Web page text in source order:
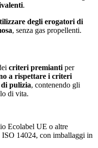
.
degli erogatori di
, senza gas propellenti.
criteri premianti per
a rispettare i criteri
pulizia, contenendo gli
di vita.
Ecolabel UE o altre
14024, con imballaggi in